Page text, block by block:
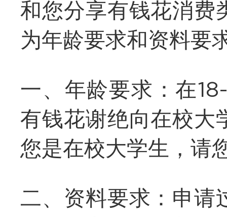
和您分享有钱花消费
为年龄要求和资料要
一、年龄要求：在
有钱花谢绝向在校大
您是在校大学生，请
二、资料要求：申请